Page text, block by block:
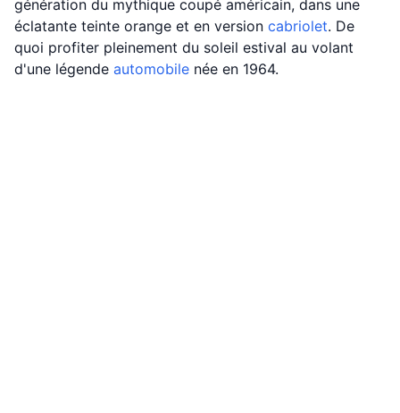
génération du mythique coupé américain, dans une
éclatante teinte orange et en version cabriolet. De
quoi profiter pleinement du soleil estival au volant
d'une légende automobile née en 1964.